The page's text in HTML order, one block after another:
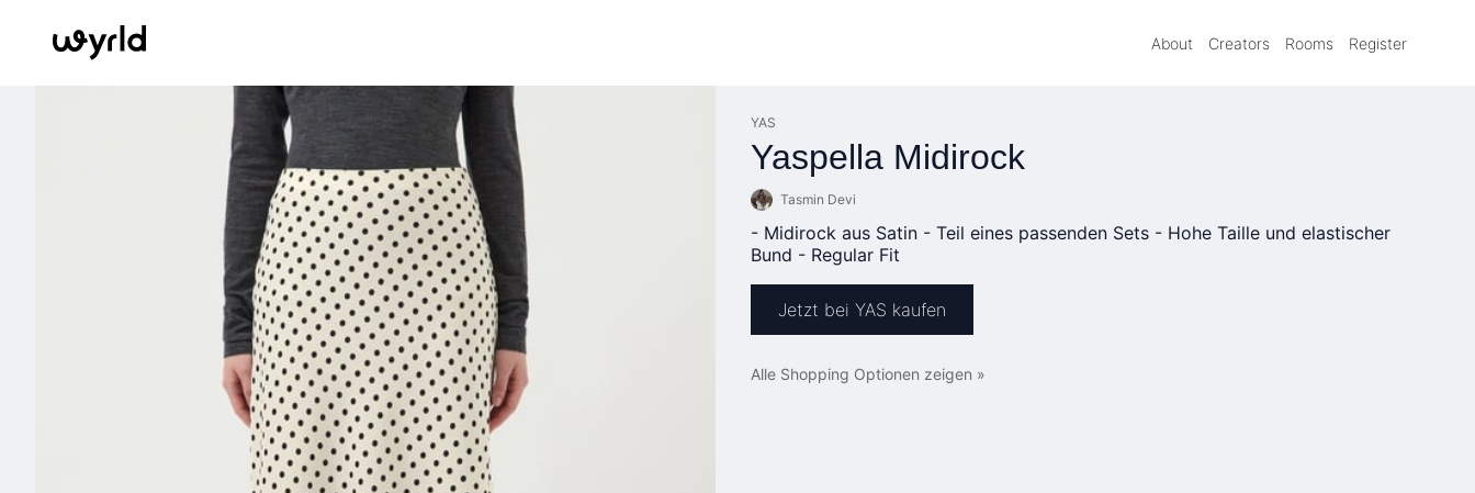
About Creators Rooms Register
YAS
Yaspella Midirock
Tasmin Devi
- Midirock aus Satin - Teil eines passenden Sets - Hohe Taille und elastischer
Bund - Regular Fit
Jetzt bei YAS kaufen
Alle Shopping Optionen zeigen »